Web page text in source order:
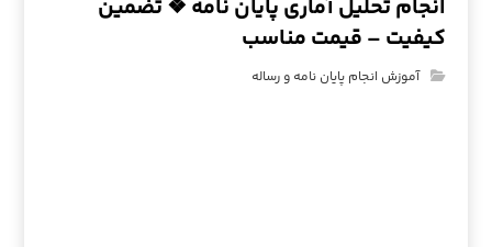
انجام تحلیل آماری پایان نامه ❖ تضمین
کیفیت – قیمت مناسب
آموزش انجام پایان نامه و رساله